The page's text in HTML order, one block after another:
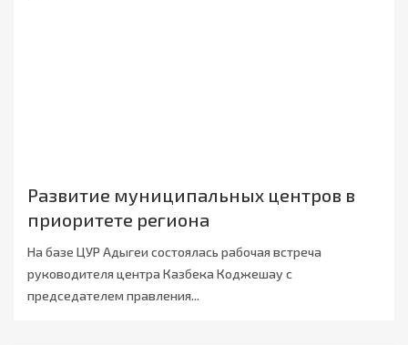
Развитие муниципальных центров в
приоритете региона
На базе ЦУР Адыгеи состоялась рабочая встреча
руководителя центра Казбека Коджешау с
председателем правления...